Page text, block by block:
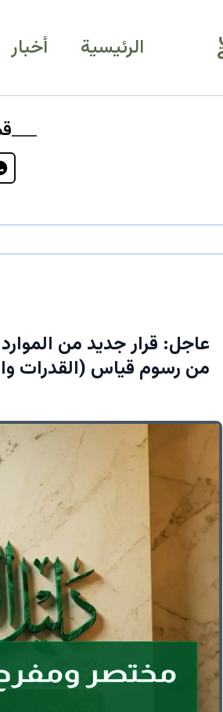
الرئيسية أخبار
عاجل: قرار جديد من
من رسوم قياس (القدرات